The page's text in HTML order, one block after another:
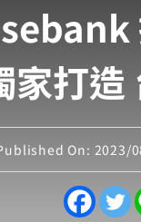
家打
On: 2023/